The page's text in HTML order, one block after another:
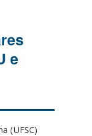
e
(UFSC)